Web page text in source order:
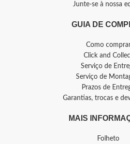
Junte-se à nossa
GUIA DE
Como
Click and
Serviço de
Serviço de
Prazos de
Garantias, trocas e
MAIS
Folheto